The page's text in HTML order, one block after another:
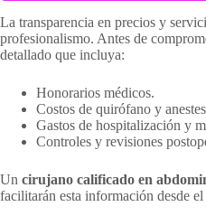
La transparencia en precios y
profesionalismo. Antes de
detallado que incluya:
Honorarios médicos.
Costos de quirófano y
Gastos de hospitalización y
Controles y revisiones
Un cirujano calificado en
facilitarán esta información desde